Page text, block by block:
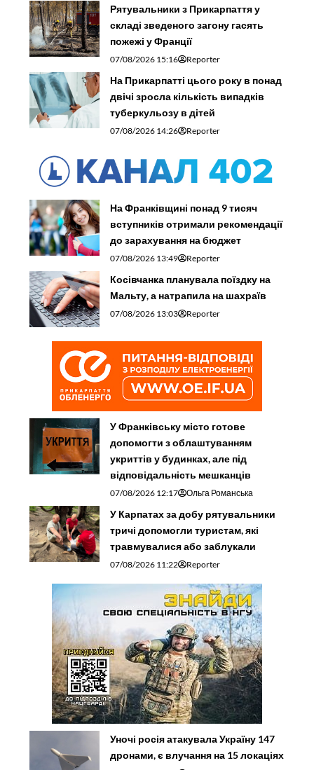
Рятувальники з Прикарпаття у
складі зведеного загону гасять
пожежі у Франції
07/08/2026 15:16 Reporter
На Прикарпатті цього року в понад
двічі зросла кількість випадків
туберкульозу в дітей
07/08/2026 14:26 Reporter
На Франківщині понад 9 тисяч
вступників отримали рекомендації
до зарахування на бюджет
07/08/2026 13:49 Reporter
Косівчанка планувала поїздку на
Мальту, а натрапила на шахраїв
07/08/2026 13:03 Reporter
У Франківську місто готове
допомогти з облаштуванням
укриттів у будинках, але під
відповідальність мешканців
07/08/2026 12:17 Ольга Романська
У Карпатах за добу рятувальники
тричі допомогли туристам, які
травмувалися або заблукали
07/08/2026 11:22 Reporter
Уночі росія атакувала Україну 147
дронами, є влучання на 15 локаціях